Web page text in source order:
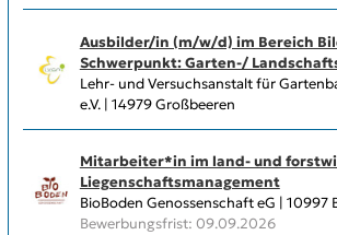
Ausbilder/in (m/w/d) im Bereich
Schwerpunkt: Garten-/
Lehr- und Versuchsanstalt für
e.V. | 14979 Großbeeren
Mitarbeiter*in im land- und
Liegenschaftsmanagement
BioBoden Genossenschaft eG | 10997
Bewerbungsfrist: 09.09.2026